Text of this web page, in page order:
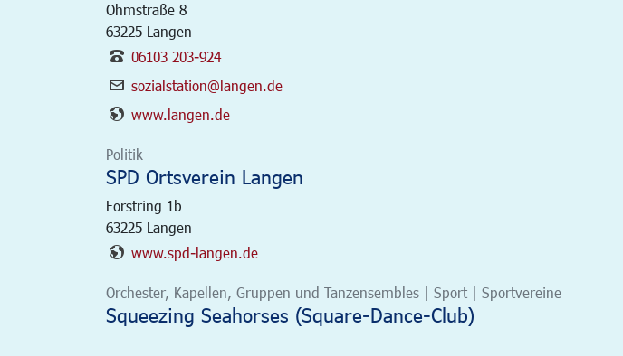
Ohmstraße 8
63225 Langen
06103 203-924
sozialstation@langen.de
www.langen.de
Politik
SPD Ortsverein Langen
Forstring 1b
63225 Langen
www.spd-langen.de
Orchester, Kapellen, Gruppen und Tanzensembles | Sport | Sportvereine
Squeezing Seahorses (Square-Dance-Club)